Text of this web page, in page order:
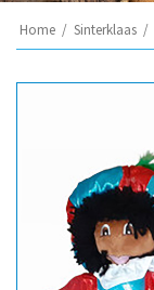
Home / Sinterklaas /